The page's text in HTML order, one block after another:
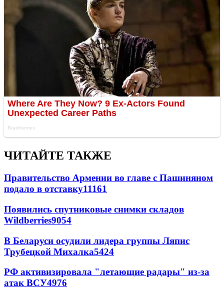
ЧИТАЙТЕ ТАКЖЕ
Правительство Армении во главе с Пашиняном
подало в отставку11161
Появились спутниковые снимки складов
Wildberries9054
В Беларуси осудили лидера группы Ляпис
Трубецкой Михалка5424
РФ активизировала "летающие радары" из-за
атак ВСУ4976